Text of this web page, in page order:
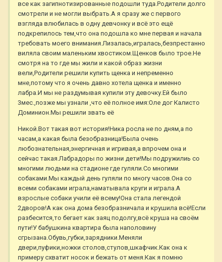
все как загипнотизированные подошли туда.Родители долго
смотрели и не могли выбрать.А я сразу же с первого
взгляда влюбилась в одну девчонку и всё это ещё
подкрепилось тем,что она подошла ко мне первая и начала
требовать моего внимания.Лизалась,игралась,безпрестанно
виляла своим маленьким хвостиком.Щенков было трое.Не
смотря на то где мы жили и какой образ жизни
вели,Родители решили купить щенка и непременно
мне,потому что я очень давно хотела щенка и именно
лабра.И мы не раздумывая купили эту девочку.Ей было
3мес.,позже мы узнали ,что её полное имя:Оле дог Калисто
Доминион.Мы решили звать её
Никой.Вот такая вот история!Ника росла не по дням,а по
часам,а какая была безобразница!Была очень
любознательная,энергичная и игривая,а впрочем она и
сейчас такая.Лабрадоры по жизни дети!Мы подружилиь со
многими людьми на стадионе где гуляли.Со многими
собаками.Мы каждый день гуляли по многу часов.Она со
всеми собаками играла,наматывала круги и играла.А
взрослые собаки учили её всему!Она стала легендой
2дворов!А как она дома безобразничала и крушила всё!Если
разбесится,то бегает как заяц подолгу,всё круша на своём
пути!У бабушкина квартира была наполовину
сгрызана.Обувь,губки,зарядники.Меняли
двери,пуфики,ножки столов,стулов,шкафчик.Как она к
примеру схватит носок и бежать от меня.Как я помню